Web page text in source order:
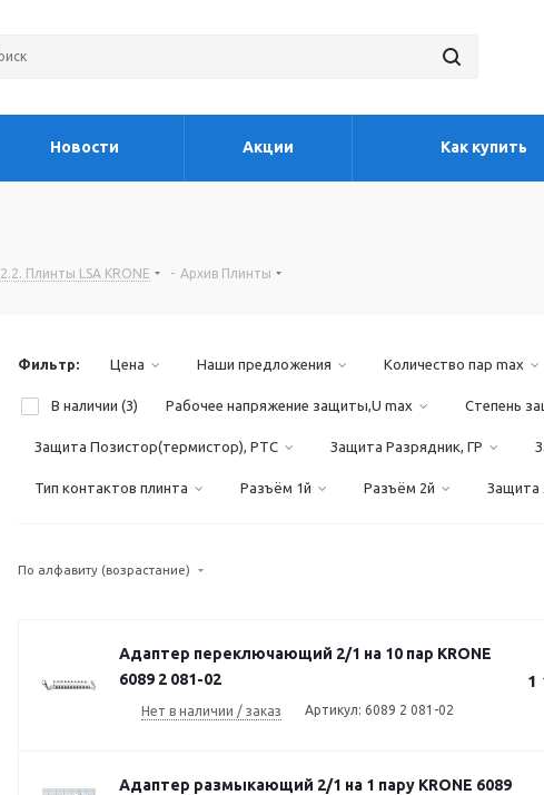
Новости Акции Как купить
2.2. Плинты LSA KRONE - Архив Плинты
Фильтр: Цена Наши предложения Количество пар max
В наличии (3) Рабочее напряжение защиты,U max Степень
Защита Позистор(термистор), PTC Защита Разрядник, ГР
Тип контактов плинта Разъём 1й Разъём 2й Защита
По алфавиту (возрастание)
Адаптер переключающий 2/1 на 10 пар KRONE
6089 2 081-02
Нет в наличии / заказ Артикул: 6089 2 081-02
1
Адаптер размыкающий 2/1 на 1 пару KRONE 6089